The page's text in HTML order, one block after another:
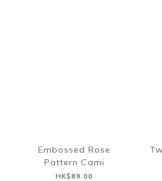
Embossed Rose
Pattern Cami
HK$89.00